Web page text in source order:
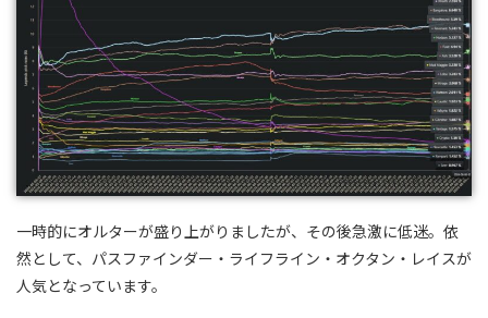
一時的にオルターが盛り上がりましたが、その後急激に低迷。依
然として、パスファインダー・ライフライン・オクタン・レイスが
人気となっています。